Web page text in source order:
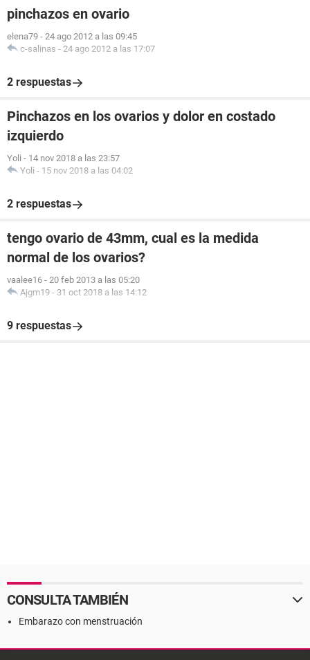
pinchazos en ovario
elena79 - 24 ago 2012 a las 09:45
c-salinas - 24 ago 2012 a las 17:07
2 respuestas
Pinchazos en los ovarios y dolor en costado
izquierdo
Yoli - 14 nov 2018 a las 23:57
Yoli - 15 nov 2018 a las 04:02
2 respuestas
tengo ovario de 43mm, cual es la medida
normal de los ovarios?
vaalee16 - 20 feb 2013 a las 05:20
Ajgm19 - 31 oct 2018 a las 14:12
9 respuestas
CONSULTA TAMBIÉN
Embarazo con menstruación